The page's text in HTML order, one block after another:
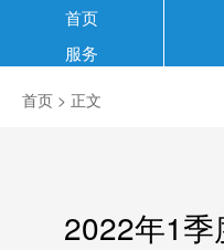
首页
服务
首页 > 正文
2022年1